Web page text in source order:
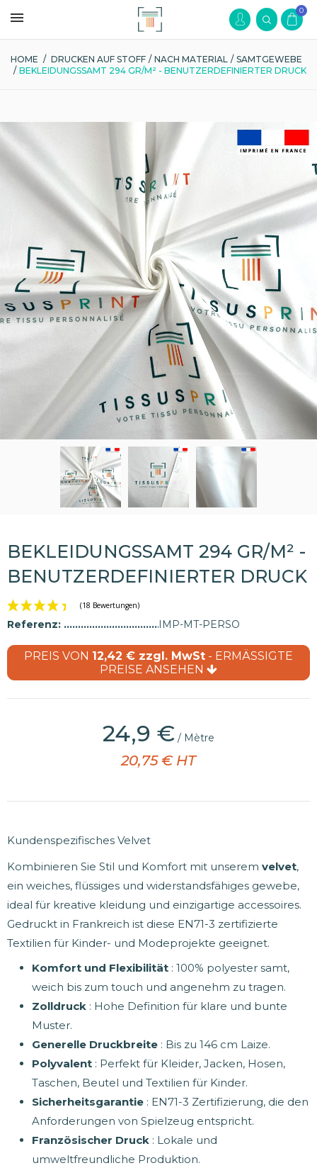
0
HOME / DRUCKEN AUF STOFF / NACH MATERIAL / SAMTGEWEBE
/ BEKLEIDUNGSSAMT 294 GR/M² - BENUTZERDEFINIERTER DRUCK
BEKLEIDUNGSSAMT 294 GR/M² -
BENUTZERDEFINIERTER DRUCK
Referenz: IMP-MT-PERSO
PREIS VON 12,42 € zzgl. MwSt - ERMÄSSIGTE
PREISE ANSEHEN
24,9 € / Mètre
20,75 € HT
Kundenspezifisches Velvet
Kombinieren Sie Stil und Komfort mit unserem velvet,
ein weiches, flüssiges und widerstandsfähiges gewebe,
ideal für kreative kleidung und einzigartige accessoires.
Gedruckt in Frankreich ist diese EN71-3 zertifizierte
Textilien für Kinder- und Modeprojekte geeignet.
Komfort und Flexibilität : 100% polyester samt,
weich bis zum touch und angenehm zu tragen.
Zolldruck : Hohe Definition für klare und bunte
Muster.
Generelle Druckbreite : Bis zu 146 cm Laize.
Polyvalent : Perfekt für Kleider, Jacken, Hosen,
Taschen, Beutel und Textilien für Kinder.
Sicherheitsgarantie : EN71-3 Zertifizierung, die den
Anforderungen von Spielzeug entspricht.
Französischer Druck : Lokale und
umweltfreundliche Produktion.